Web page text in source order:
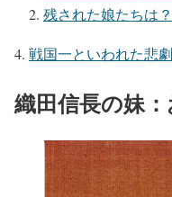
残された娘たちは？
戦国一といわれた悲
織田信長の妹